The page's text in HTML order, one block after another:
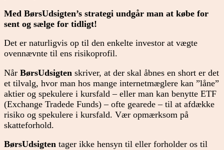
Med BørsUdsigten’s strategi undgår man at købe for
sent og sælge for tidligt!
Det er naturligvis op til den enkelte investor at vægte
ovennævnte til ens risikoprofil.
Når BørsUdsigten skriver, at der skal åbnes en short er det
et tilvalg, hvor man hos mange internetmæglere kan ”låne”
aktier og spekulere i kursfald – eller man kan benytte ETF
(Exchange Tradede Funds) – ofte gearede – til at afdække
risiko og spekulere i kursfald. Vær opmærksom på
skatteforhold.
BørsUdsigten tager ikke hensyn til eller forholder os til